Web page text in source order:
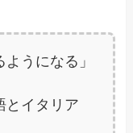
うになる」
とイタリア